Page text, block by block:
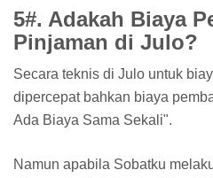
5#. Adakah Biaya
Pinjaman di Julo?
Secara teknis di Julo untuk
dipercepat bahkan biaya
Ada Biaya Sama Sekali".
Namun apabila Sobatku